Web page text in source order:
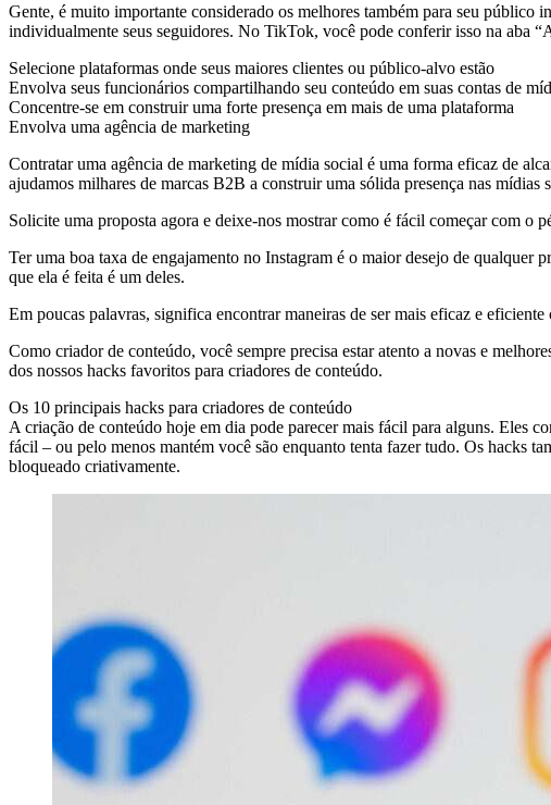
Gente, é muito importante considerado os melhores também para seu
individualmente seus seguidores. No TikTok, você pode conferir isso na aba
Selecione plataformas onde seus maiores clientes ou público-alvo estão
Envolva seus funcionários compartilhando seu conteúdo em suas contas de
Concentre-se em construir uma forte presença em mais de uma plataforma
Envolva uma agência de marketing
Contratar uma agência de marketing de mídia social é uma forma eficaz de
ajudamos milhares de marcas B2B a construir uma sólida presença nas mídias
Solicite uma proposta agora e deixe-nos mostrar como é fácil começar com o
Ter uma boa taxa de engajamento no Instagram é o maior desejo de
que ela é feita é um deles.
Em poucas palavras, significa encontrar maneiras de ser mais eficaz e
Como criador de conteúdo, você sempre precisa estar atento a novas e
dos nossos hacks favoritos para criadores de conteúdo.
Os 10 principais hacks para criadores de conteúdo
A criação de conteúdo hoje em dia pode parecer mais fácil para alguns. Eles
fácil – ou pelo menos mantém você são enquanto tenta fazer tudo. Os hacks
bloqueado criativamente.